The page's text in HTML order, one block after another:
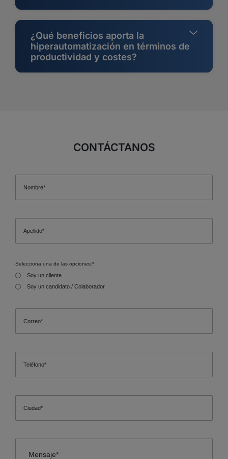
¿Qué beneficios aporta la
hiperautomatización en términos de
productividad y costes?
CONTÁCTANOS
Selecciona una de las opciones:*
Soy un cliente
Soy un candidato / Colaborador